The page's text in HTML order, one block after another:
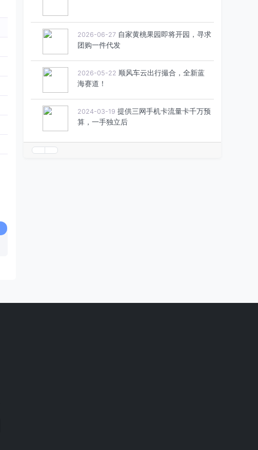
2025-02-20 亚马逊项目合作过来
2026-06-27 自家黄桃果园即将开园，寻求
团购一件代发
2026-05-22 顺风车云出行撮合，全新蓝
海赛道！